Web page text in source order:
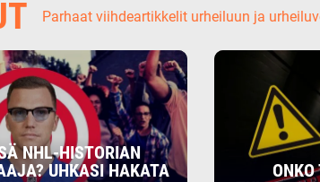
Parhaat viihdeartikkelit urheiluun ja
NHL-HISTORIAN
UHKASI HAKATA